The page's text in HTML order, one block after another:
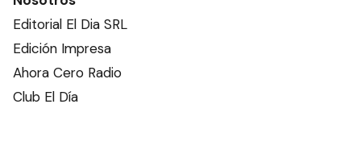
Editorial El Dia SRL
Edición Impresa
Ahora Cero Radio
Club El Día